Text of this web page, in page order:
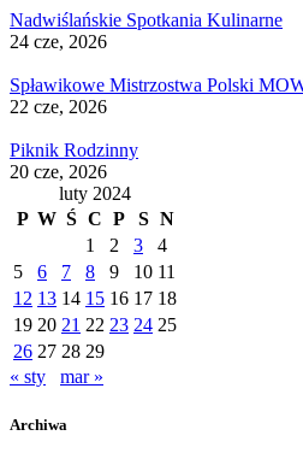
Nadwiślańskie Spotkania Kulinarne
24 cze, 2026
Spławikowe Mistrzostwa Polski
22 cze, 2026
Piknik Rodzinny
20 cze, 2026
luty 2024
P W Ś C P S N
1
2 3
4
5
6 7 8 9 10 11
12 13 14 15 16 17 18
19 20 21 22 23 24 25
26 27 28 29
« sty
mar »
Archiwa